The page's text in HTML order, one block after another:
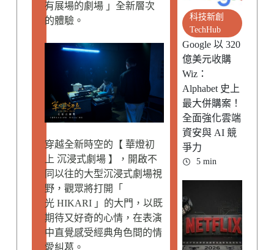
有展場的劇場 」全新層次
的體驗。
穿越全新時空的【 華燈初
上 沉浸式劇場 】，開啟不
同以往的大型沉浸式劇場視
野，觀眾將打開「
光 HIKARI 」的大門，以既
期待又好奇的心情，在表演
中直覺感受經典角色間的情
愛糾葛。
科技新創
TechHub
Google 以 320
億美元收購
Wiz：
Alphabet 史上
最大併購案！
全面強化雲端
資安與 AI 競
爭力
5 min